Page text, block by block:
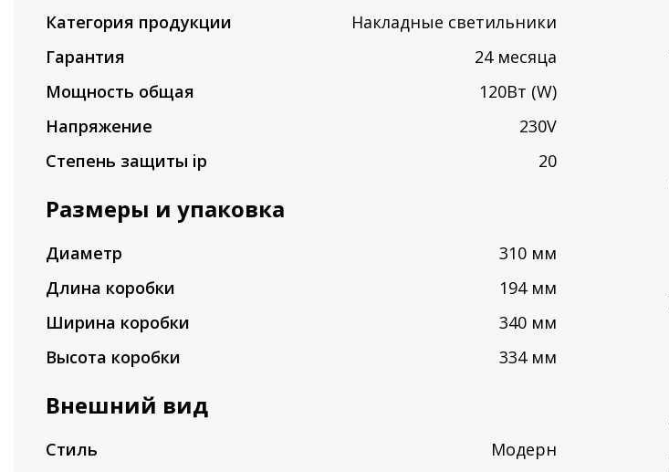
Категория продукции
Накладные светильники
Гарантия
24 месяца
Мощность общая
120Вт (W)
Напряжение
230V
Степень защиты ip
20
Размеры и упаковка
Диаметр
310 мм
Длина коробки
194 мм
Ширина коробки
340 мм
Высота коробки
334 мм
Внешний вид
Стиль
Модерн